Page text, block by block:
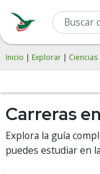
Inicio | Explorar |
Carreras
Explora la guía
puedes estudiar en